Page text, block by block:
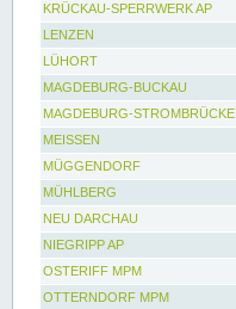
KRÜCKAU-SPERRWERK AP
LENZEN
LÜHORT
MAGDEBURG-BUCKAU
MAGDEBURG-STROMBRÜCKE
MEISSEN
MÜGGENDORF
MÜHLBERG
NEU DARCHAU
NIEGRIPP AP
OSTERIFF MPM
OTTERNDORF MPM